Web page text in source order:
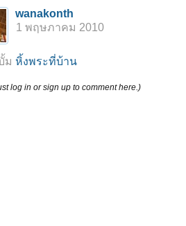
เข้าสู่ระบบหรือลงทะเบียน
า ช่วยเหลือ
wanakonth
1 พฤษภาคม 2010
ม หิ้งพระที่บ้าน
log in or sign up to comment here.)